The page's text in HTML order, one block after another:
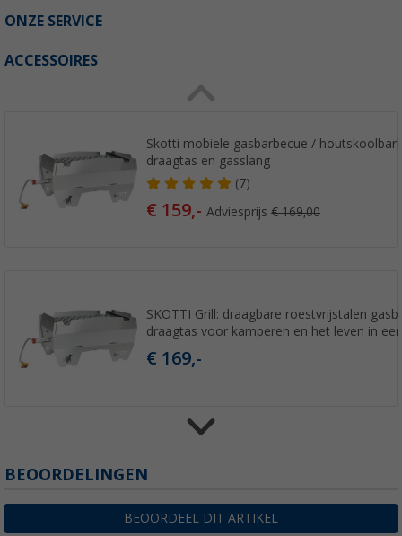
ONZE SERVICE
ACCESSOIRES
Skotti mobiele gasbarbecue /
draagtas en gasslang
(7)
€ 159,-Adviesprijs€ 169,00
SKOTTI Grill: draagbare roestvrijstalen
draagtas voor kamperen en het leven in
€ 169,-
SKOTTI snijplank Plank geschikt voor
€ 18,99
BEOORDELINGEN
BEOORDEEL DIT ARTIKEL